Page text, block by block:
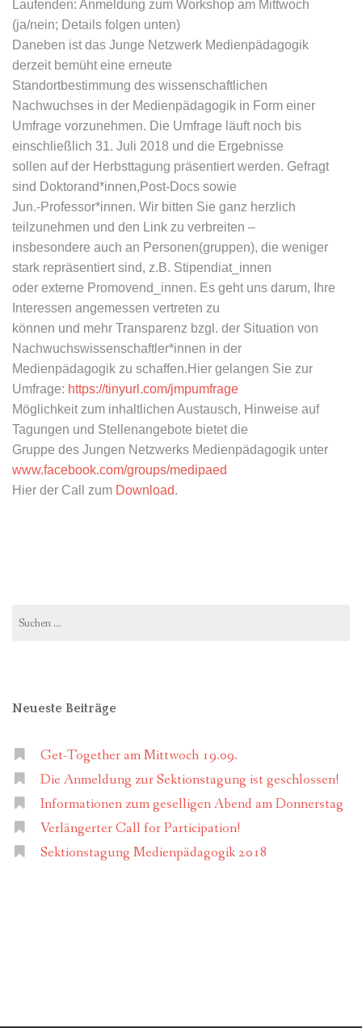
Laufenden: Anmeldung zum Workshop am Mittwoch
(ja/nein; Details folgen unten)
Daneben ist das Junge Netzwerk Medienpädagogik
derzeit bemüht eine erneute
Standortbestimmung des wissenschaftlichen
Nachwuchses in der Medienpädagogik in Form einer
Umfrage vorzunehmen. Die Umfrage läuft noch bis
einschließlich 31. Juli 2018 und die Ergebnisse
sollen auf der Herbsttagung präsentiert werden. Gefragt
sind Doktorand*innen,Post-Docs sowie
Jun.-Professor*innen. Wir bitten Sie ganz herzlich
teilzunehmen und den Link zu verbreiten –
insbesondere auch an Personen(gruppen), die weniger
stark repräsentiert sind, z.B. Stipendiat_innen
oder externe Promovend_innen. Es geht uns darum, Ihre
Interessen angemessen vertreten zu
können und mehr Transparenz bzgl. der Situation von
Nachwuchswissenschaftler*innen in der
Medienpädagogik zu schaffen.Hier gelangen Sie zur
Umfrage: https://tinyurl.com/jmpumfrage
Möglichkeit zum inhaltlichen Austausch, Hinweise auf
Tagungen und Stellenangebote bietet die
Gruppe des Jungen Netzwerks Medienpädagogik unter
www.facebook.com/groups/medipaed
Hier der Call zum Download.
nach:
Neueste Beiträge
Get-Together am Mittwoch 19.09.
Die Anmeldung zur Sektionstagung ist geschlossen!
Informationen zum geselligen Abend am Donnerstag
Verlängerter Call for Participation!
Sektionstagung Medienpädagogik 2018